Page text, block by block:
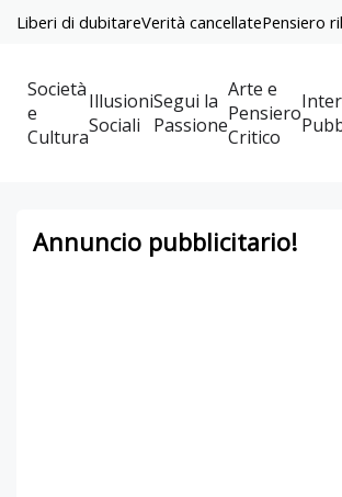
Liberi di dubitareVerità cancellatePensiero
Società
e
Cultura
Illusioni
Sociali
Segui la
Passione
Arte e
Pensiero
Critico
Annuncio pubblicitario!